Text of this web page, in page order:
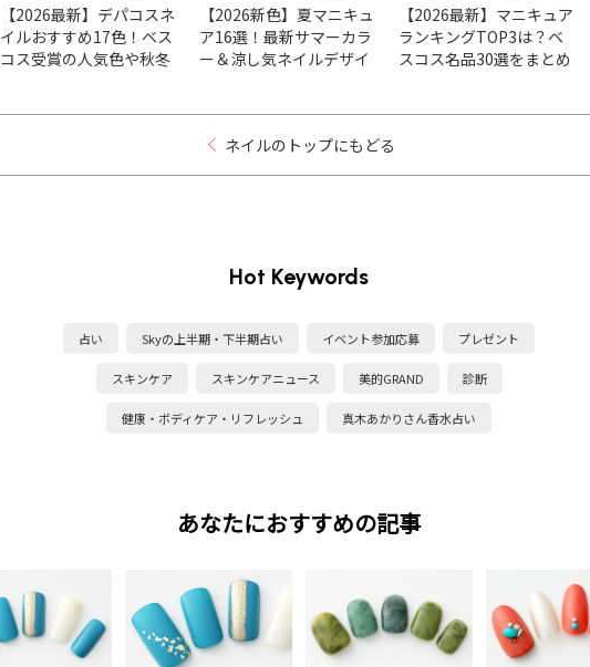
【2026最新】デパコスネ
イルおすすめ17色！ベス
コス受賞の人気色や秋冬
【2026新色】夏マニキュ
ア16選！最新サマーカラ
ー＆涼し気ネイルデザイ
【2026最新】マニキュア
ランキングTOP3は？ベ
スコス名品30選をまとめ
ネイルのトップにもどる
Hot Keywords
占い Skyの上半期・下半期占い イベント参加応募 プレゼント
スキンケア スキンケアニュース 美的GRAND 診断
健康・ボディケア・リフレッシュ 真木あかりさん香水占い
あなたにおすすめの記事